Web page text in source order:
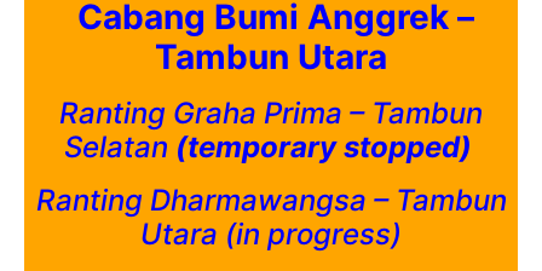
Cabang Bumi Anggrek –
Tambun Utara
Ranting Graha Prima – Tambun
Selatan (temporary stopped)
Ranting Dharmawangsa – Tambun
Utara (in progress)